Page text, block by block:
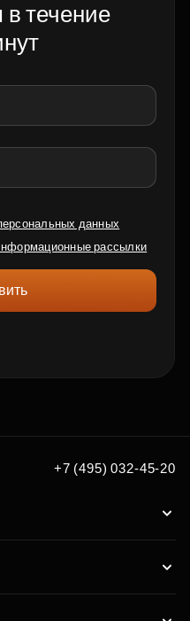
течение
данных
рассылки
+7 (495) 032-45-20